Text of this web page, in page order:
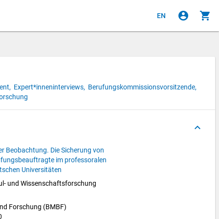
EN account_circle shopping_cart
Expert*inneninterviews, Berufungskommissionsvorsitzende,
keyboard_arrow_up
Beobachtung. Die Sicherung von
im professoralen
Universitäten
und Wissenschaftsforschung
Forschung (BMBF)